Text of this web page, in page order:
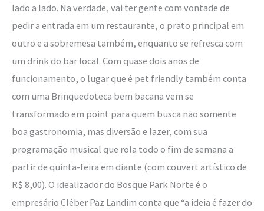
lado a lado. Na verdade, vai ter gente com vontade de
pedir a entrada em um restaurante, o prato principal em
outro e a sobremesa também, enquanto se refresca com
um drink do bar local. Com quase dois anos de
funcionamento, o lugar que é pet friendly também conta
com uma Brinquedoteca bem bacana vem se
transformado em point para quem busca não somente
boa gastronomia, mas diversão e lazer, com sua
programação musical que rola todo o fim de semana a
partir de quinta-feira em diante (com couvert artístico de
R$ 8,00). O idealizador do Bosque Park Norte é o
empresário Cléber Paz Landim conta que “a ideia é fazer do